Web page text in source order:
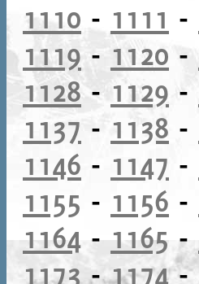
1110 - 1111 -
1119 - 1120 -
1128- 1129 -
1137 - 1138 -
1146 - 1147 -
1155 - 1156 -
1164 - 1165 -
1173-1174-